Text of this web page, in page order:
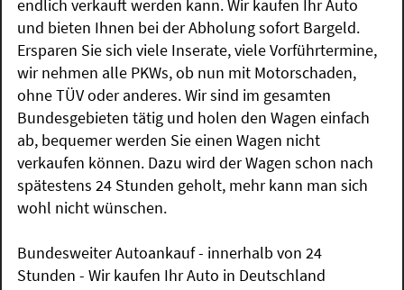
endlich verkauft werden kann. Wir kaufen Ihr Auto
und bieten Ihnen bei der Abholung sofort Bargeld.
Ersparen Sie sich viele Inserate, viele Vorführtermine,
wir nehmen alle PKWs, ob nun mit Motorschaden,
ohne TÜV oder anderes. Wir sind im gesamten
Bundesgebieten tätig und holen den Wagen einfach
ab, bequemer werden Sie einen Wagen nicht
verkaufen können. Dazu wird der Wagen schon nach
spätestens 24 Stunden geholt, mehr kann man sich
wohl nicht wünschen.
Bundesweiter Autoankauf - innerhalb von 24
Stunden - Wir kaufen Ihr Auto in Deutschland